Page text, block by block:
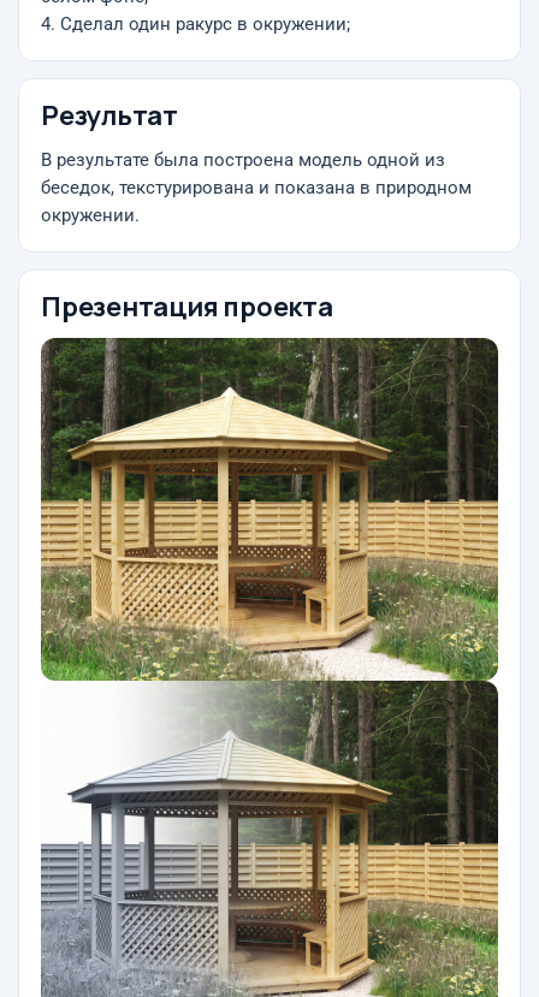
4. Сделал один ракурс в окружении;
Результат
В результате была построена модель одной из
беседок, текстурирована и показана в природном
окружении.
Презентация проекта